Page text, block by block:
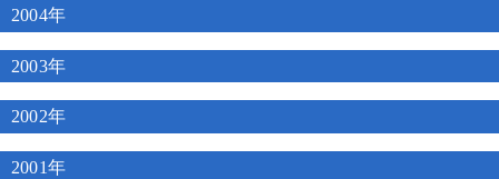
2004年
2003年
2002年
2001年